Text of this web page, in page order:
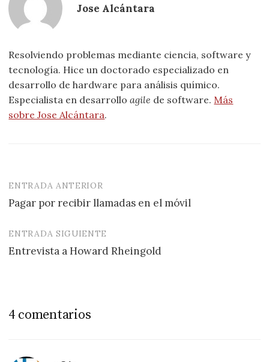
Jose Alcántara
Resolviendo problemas mediante ciencia, software y
tecnología. Hice un doctorado especializado en
desarrollo de hardware para análisis químico.
Especialista en desarrolloagile de software. Más
sobre Jose Alcántara.
Navegación
de
entradas
ENTRADA ANTERIOR
Pagar por recibir llamadas en el móvil
ENTRADA SIGUIENTE
Entrevista a Howard Rheingold
4 comentarios